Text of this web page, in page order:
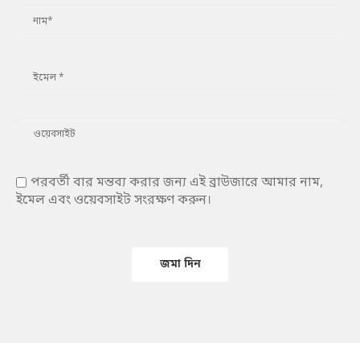
পরবর্তী বার মন্তব্য করার জন্য এই ব্রাউজারে আমার নাম,
ইমেল এবং ওয়েবসাইট সংরক্ষণ করুন।